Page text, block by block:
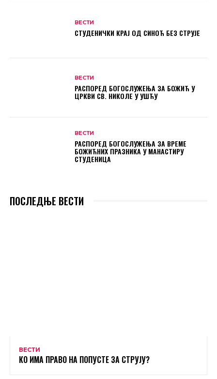
ВЕСТИ
СТУДЕНИЧКИ КРАЈ ОД СИНОЋ БЕЗ СТРУЈЕ
ВЕСТИ
РАСПОРЕД БОГОСЛУЖЕЊА ЗА БОЖИЋ У
ЦРКВИ СВ. НИКОЛЕ У УШЋУ
ВЕСТИ
РАСПОРЕД БОГОСЛУЖЕЊА ЗА ВРЕМЕ
БОЖИЋНИХ ПРАЗНИКА У МАНАСТИРУ
СТУДЕНИЦА
ПОСЛЕДЊЕ ВЕСТИ
ВЕСТИ
КО ИМА ПРАВО НА ПОПУСТЕ ЗА СТРУЈУ?